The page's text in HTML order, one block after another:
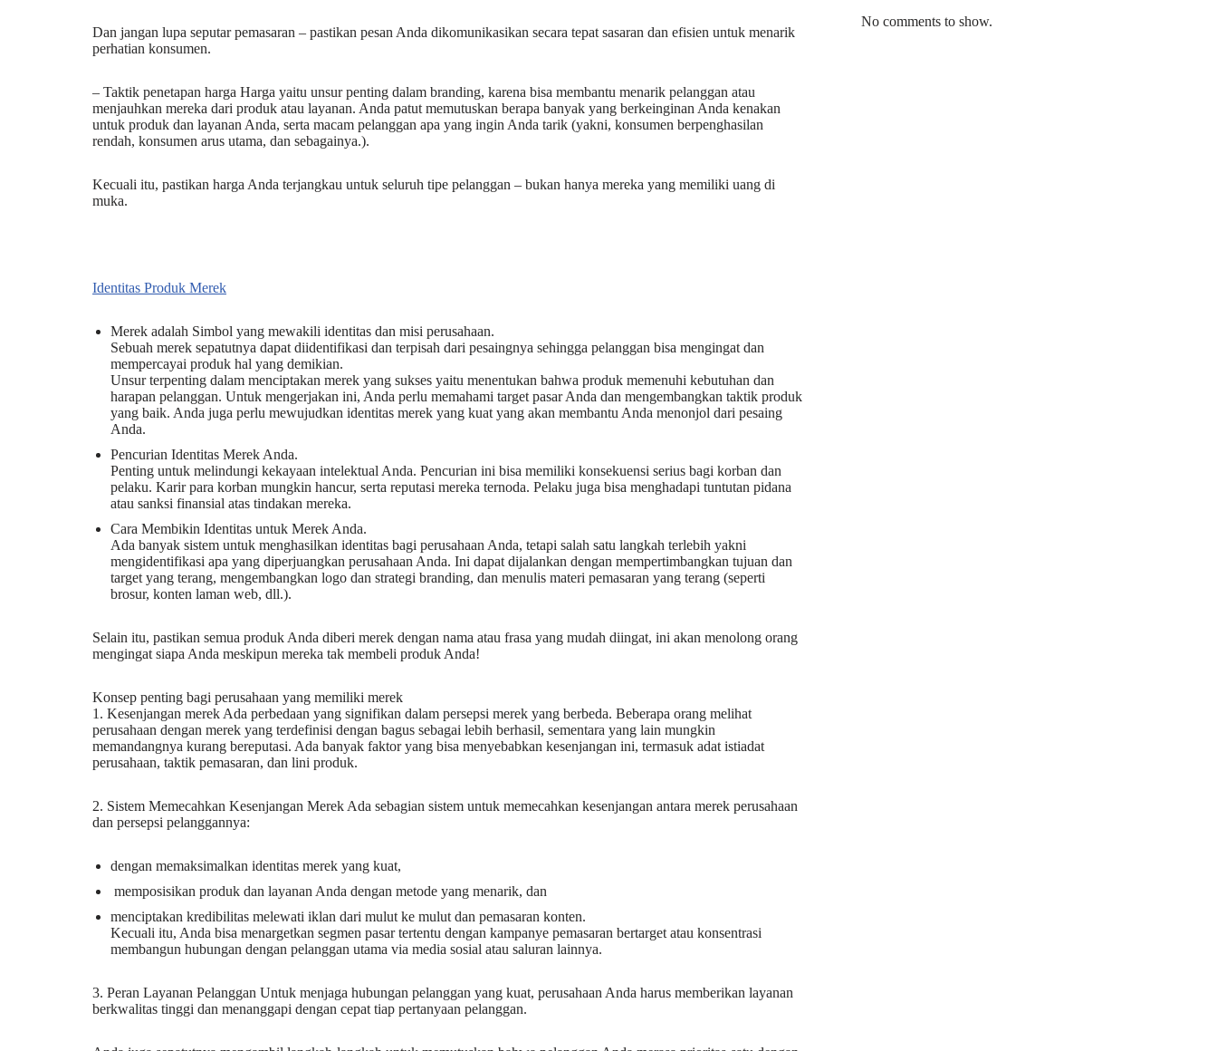
Dan jangan lupa seputar pemasaran – pastikan pesan Anda dikomunikasikan secara tepat sasaran dan efisien untuk menarik
perhatian konsumen.
– Taktik penetapan harga Harga yaitu unsur penting dalam branding, karena bisa membantu menarik pelanggan atau
menjauhkan mereka dari produk atau layanan. Anda patut memutuskan berapa banyak yang berkeinginan Anda kenakan
untuk produk dan layanan Anda, serta macam pelanggan apa yang ingin Anda tarik (yakni, konsumen berpenghasilan
rendah, konsumen arus utama, dan sebagainya.).
Kecuali itu, pastikan harga Anda terjangkau untuk seluruh tipe pelanggan – bukan hanya mereka yang memiliki uang di
muka.
Identitas Produk Merek
Merek adalah Simbol yang mewakili identitas dan misi perusahaan.
Sebuah merek sepatutnya dapat diidentifikasi dan terpisah dari pesaingnya sehingga pelanggan bisa mengingat dan
mempercayai produk hal yang demikian.
Unsur terpenting dalam menciptakan merek yang sukses yaitu menentukan bahwa produk memenuhi kebutuhan dan
harapan pelanggan. Untuk mengerjakan ini, Anda perlu memahami target pasar Anda dan mengembangkan taktik produk
yang baik. Anda juga perlu mewujudkan identitas merek yang kuat yang akan membantu Anda menonjol dari pesaing
Anda.
Pencurian Identitas Merek Anda.
Penting untuk melindungi kekayaan intelektual Anda. Pencurian ini bisa memiliki konsekuensi serius bagi korban dan
pelaku. Karir para korban mungkin hancur, serta reputasi mereka ternoda. Pelaku juga bisa menghadapi tuntutan pidana
atau sanksi finansial atas tindakan mereka.
Cara Membikin Identitas untuk Merek Anda.
Ada banyak sistem untuk menghasilkan identitas bagi perusahaan Anda, tetapi salah satu langkah terlebih yakni
mengidentifikasi apa yang diperjuangkan perusahaan Anda. Ini dapat dijalankan dengan mempertimbangkan tujuan dan
target yang terang, mengembangkan logo dan strategi branding, dan menulis materi pemasaran yang terang (seperti
brosur, konten laman web, dll.).
Selain itu, pastikan semua produk Anda diberi merek dengan nama atau frasa yang mudah diingat, ini akan menolong orang
mengingat siapa Anda meskipun mereka tak membeli produk Anda!
Konsep penting bagi perusahaan yang memiliki merek
1. Kesenjangan merek Ada perbedaan yang signifikan dalam persepsi merek yang berbeda. Beberapa orang melihat
perusahaan dengan merek yang terdefinisi dengan bagus sebagai lebih berhasil, sementara yang lain mungkin
memandangnya kurang bereputasi. Ada banyak faktor yang bisa menyebabkan kesenjangan ini, termasuk adat istiadat
perusahaan, taktik pemasaran, dan lini produk.
2. Sistem Memecahkan Kesenjangan Merek Ada sebagian sistem untuk memecahkan kesenjangan antara merek perusahaan
dan persepsi pelanggannya:
dengan memaksimalkan identitas merek yang kuat,
memposisikan produk dan layanan Anda dengan metode yang menarik, dan
menciptakan kredibilitas melewati iklan dari mulut ke mulut dan pemasaran konten.
Kecuali itu, Anda bisa menargetkan segmen pasar tertentu dengan kampanye pemasaran bertarget atau konsentrasi
membangun hubungan dengan pelanggan utama via media sosial atau saluran lainnya.
3. Peran Layanan Pelanggan Untuk menjaga hubungan pelanggan yang kuat, perusahaan Anda harus memberikan layanan
berkwalitas tinggi dan menanggapi dengan cepat tiap pertanyaan pelanggan.
No comments to show.